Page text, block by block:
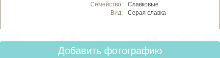
Семейство:
Славковые
Вид:
Серая славка
Добавить фотографию